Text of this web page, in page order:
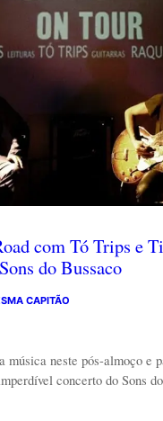
com Tó Trips e
do Bussaco
CAPITÃO
música neste pós-almoço e
concerto do Sons